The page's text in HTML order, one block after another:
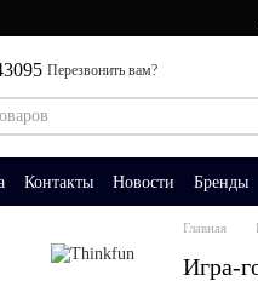
Перезвонить вам?
Контакты Новости Бренды
Главная
Игра-